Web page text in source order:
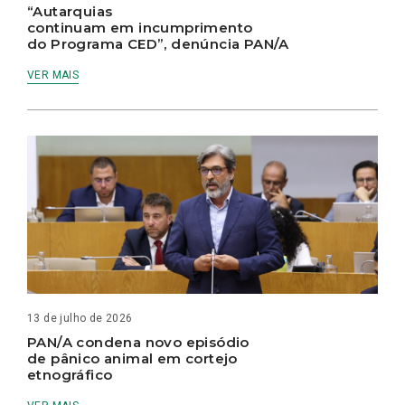
“Autarquias
continuam em incumprimento
do Programa CED”, denúncia PAN/A
VER MAIS
13 de julho de 2026
PAN/A condena novo episódio
de pânico animal em cortejo
etnográfico